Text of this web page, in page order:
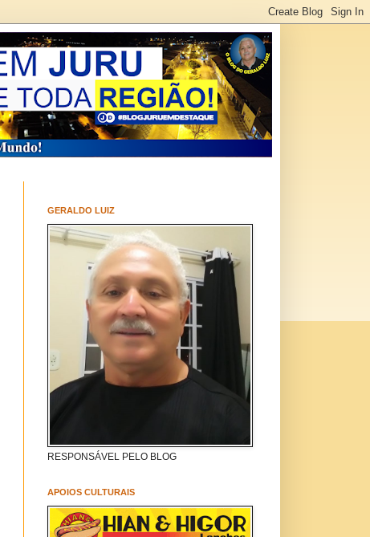
GERALDO LUIZ
RESPONSÁVEL PELO BLOG
APOIOS CULTURAIS